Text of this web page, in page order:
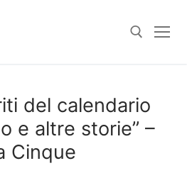
del calendario
e altre storie” –
Cinque